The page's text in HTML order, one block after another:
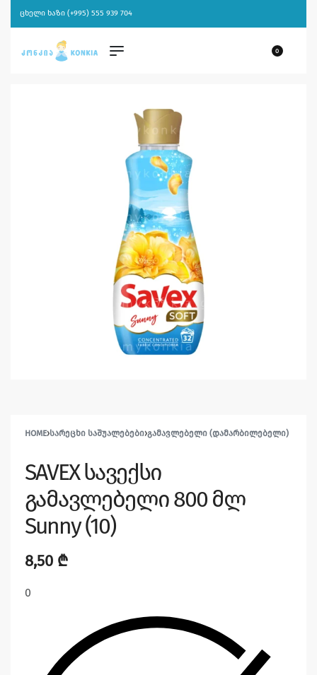
ცხელი ხაზი (+995) 555 939 704
0
HOME›ᲡᲐᲠᲔᲪᲮᲘ ᲡᲐᲨᲣᲐᲚᲔᲑᲔᲑᲘ›ᲒᲐᲛᲐᲕᲚᲔᲑᲔᲚᲘ (ᲓᲐᲛᲐᲠᲑᲘᲚᲔᲑᲔᲚᲘ)
SAVEX სავექსი
გამავლებელი 800 მლ
Sunny (10)
8,50 ₾
0